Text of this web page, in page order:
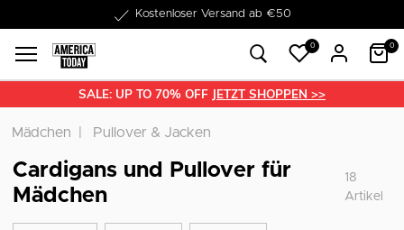
Kostenloser Versand ab €50
1-3 Werktage Lieferzeit
0 0
SALE: UP TO 70% OFF JETZT SHOPPEN >>
Mädchen Pullover & Jacken
Cardigans und Pullover für
Mädchen
18
Artikel